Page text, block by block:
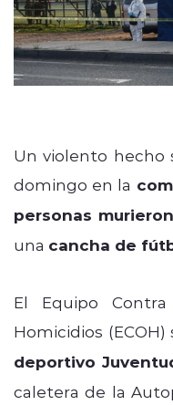
Un violento hecho
domingo en la
personas murieron
una cancha de
El Equipo
Homicidios
deportivo
caletera de la